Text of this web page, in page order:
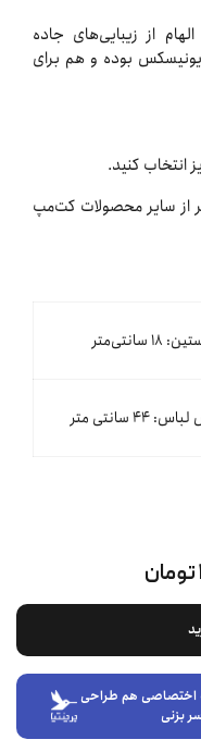
از زیبایی‌های جاده
بوده و هم برای
انتخاب کنید.
روز کاری بیشتر از سایر محصولات کت‌مپ
سانتی‌متر
۴۴ سانتی متر
اختصاصی هم طراحی
بزنی